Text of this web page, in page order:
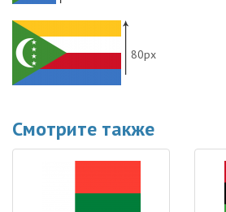
80px
Смотрите также